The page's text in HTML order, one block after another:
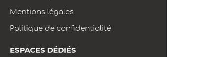
Mentions légales
Politique de confidentialité
ESPACES DÉDIÉS